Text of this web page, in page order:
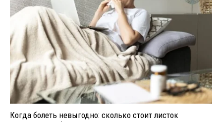
Когда болеть невыгодно: сколько стоит листок